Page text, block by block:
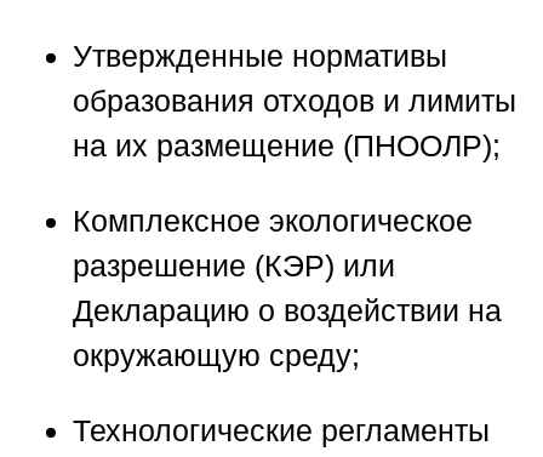
Утвержденные нормативы
образования отходов и лимиты
на их размещение (ПНООЛР);
Комплексное экологическое
разрешение (КЭР) или
Декларацию о воздействии на
окружающую среду;
Технологические регламенты